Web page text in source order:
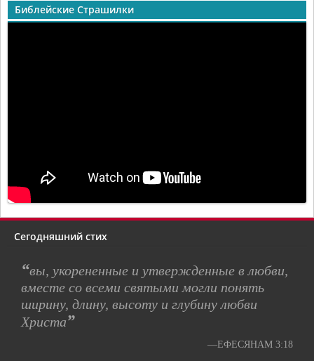
Библейские Страшилки
Сегодняшний стих
“вы, укорененные и утвержденные в любви,
вместе со всеми святыми могли понять
ширину, длину, высоту и глубину любви
Христа”
—ЕФЕСЯНАМ 3:18